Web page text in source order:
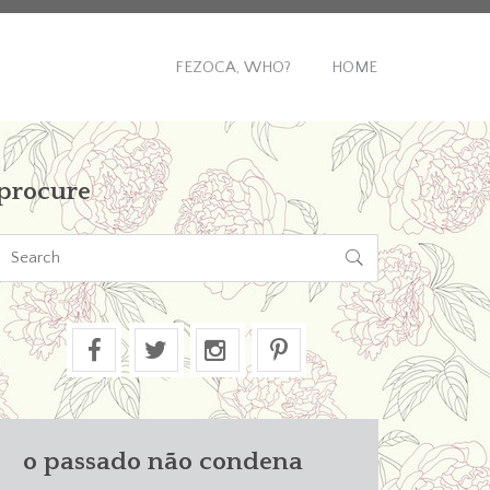
FEZOCA, WHO? HOME

o passado não condena